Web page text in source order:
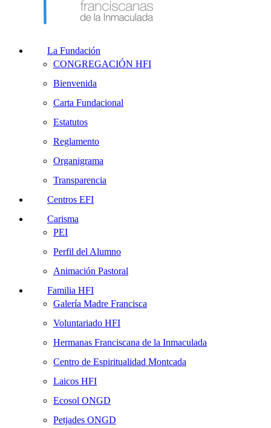
La Fundación
CONGREGACIÓN HFI
Bienvenida
Carta Fundacional
Estatutos
Reglamento
Organigrama
Transparencia
Centros EFI
Carisma
PEI
Perfil del Alumno
Animación Pastoral
Familia HFI
Galería Madre Francisca
Voluntariado HFI
Hermanas Franciscana de la Inmaculada
Centro de Espiritualidad Montcada
Laicos HFI
Ecosol ONGD
Petjades ONGD